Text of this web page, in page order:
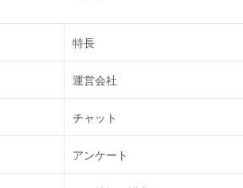
特長
運営会社
チャット
アンケート